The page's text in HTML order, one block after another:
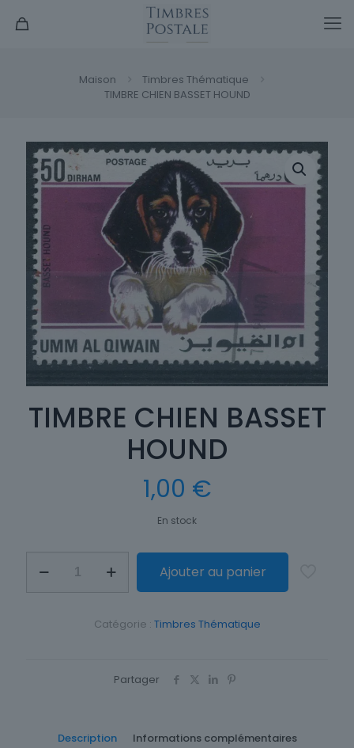
Maison
Timbres Thématique
TIMBRE CHIEN BASSET HOUND
TIMBRE CHIEN BASSET
HOUND
1,00 €
En stock
Ajouter au panier
Catégorie : Timbres Thématique
Partager
Description Informations complémentaires